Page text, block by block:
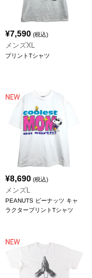
¥7,590 (税込)
メンズXL
プリントTシャツ
¥8,690 (税込)
メンズL
PEANUTS ピーナッツ キャ
ラクタープリントTシャツ